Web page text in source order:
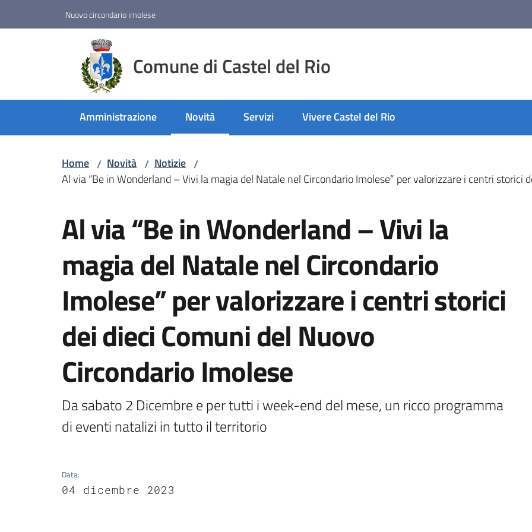
Nuovo circondario imolese
Comune di Castel del Rio
Amministrazione Novità
Menu selezionato
Servizi Vivere Castel del Rio
Home / Novità / Notizie /
Al via “Be in Wonderland – Vivi la magia del Natale nel Circondario Imolese” per valorizzare i centri storici
Al via “Be in Wonderland – Vivi la
magia del Natale nel Circondario
Imolese” per valorizzare i centri storici
dei dieci Comuni del Nuovo
Circondario Imolese
Da sabato 2 Dicembre e per tutti i week-end del mese, un ricco programma
di eventi natalizi in tutto il territorio
Data:
04 dicembre 2023